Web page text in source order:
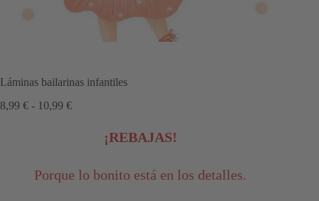
Láminas bailarinas infantiles
8,99 € - 10,99 €Rango
hasta
10,99 €
¡REBAJAS!
Porque lo bonito está en los detalles.